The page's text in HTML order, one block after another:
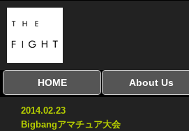
HOME
全興行を表示
ナイスミドル
アマチュアキック
協議会
全日本学生キック
建武館キッズ大会
Bigbang
おやじファイト
About Us
2014.02.23
Bigbangアマチュア大会